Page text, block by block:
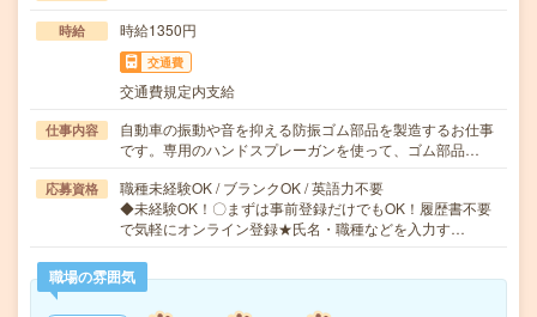
時給 時給1350円
交通費
交通費規定内支給
仕事内容
自動車の振動や音を抑える防振ゴム部品を製造するお仕事
です。専用のハンドスプレーガンを使って、ゴム部品…
応募資格
職種未経験OK / ブランクOK / 英語力不要
◆未経験OK！〇まずは事前登録だけでもOK！履歴書不要
で気軽にオンライン登録★氏名・職種などを入力す…
職場の雰囲気